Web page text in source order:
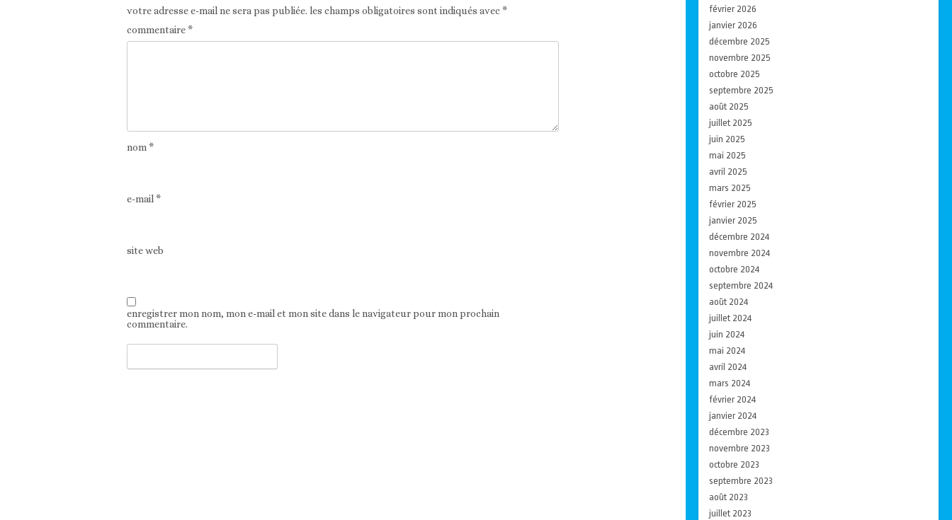
votre adresse e-mail ne sera pas publiée. les champs obligatoires sont indiqués avec*
commentaire*
nom *
e-mail *
site web
enregistrer mon nom, mon e-mail et mon site dans le navigateur pour mon prochain
commentaire.
février 2026
janvier 2026
décembre 2025
novembre 2025
octobre 2025
septembre 2025
août 2025
juillet 2025
juin 2025
mai 2025
avril 2025
mars 2025
février 2025
janvier 2025
décembre 2024
novembre 2024
octobre 2024
septembre 2024
août 2024
juillet 2024
juin 2024
mai 2024
avril 2024
mars 2024
février 2024
janvier 2024
décembre 2023
novembre 2023
octobre 2023
septembre 2023
août 2023
juillet 2023